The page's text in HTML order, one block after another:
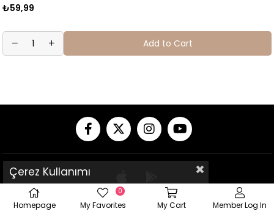
₺59,99
Add to Cart
Çerez Kullanımı
Homepage My Favorites
0
My Cart Member Log In